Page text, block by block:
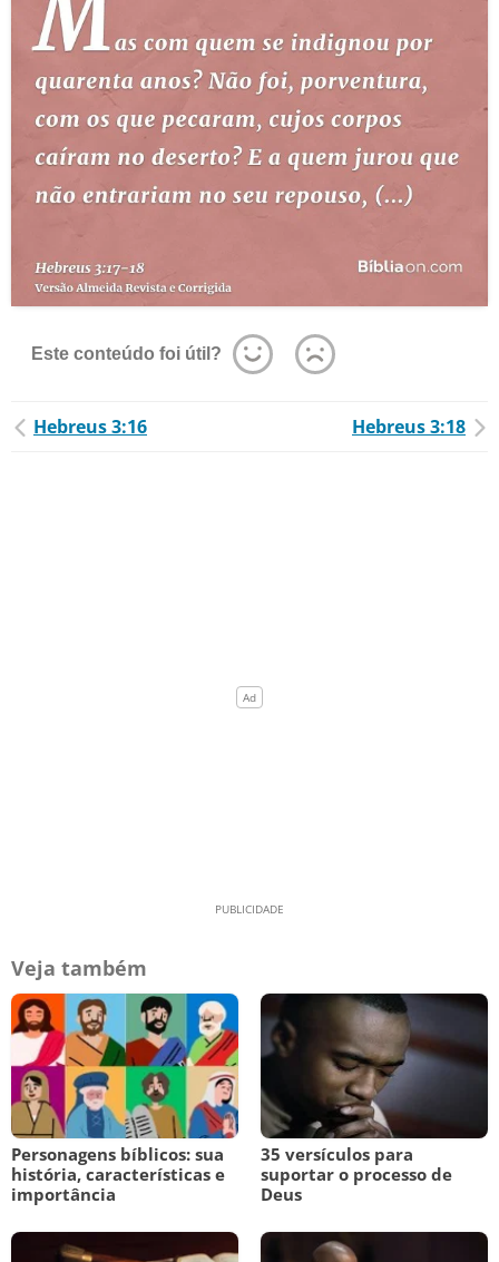
Este conteúdo foi útil?
Hebreus 3:16 Hebreus 3:18
Veja também
Personagens bíblicos: sua
história, características e
importância
35 versículos para
suportar o processo de
Deus